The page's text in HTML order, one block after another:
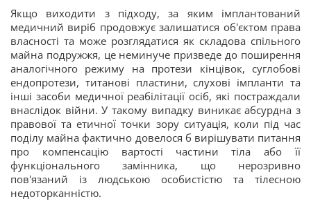
Якщо виходити з підходу, за яким імплантований
медичний виріб продовжує залишатися об'єктом права
власності та може розглядатися як складова спільного
майна подружжя, це неминуче призведе до поширення
аналогічного режиму на протези кінцівок, суглобові
ендопротези, титанові пластини, слухові імпланти та
інші засоби медичної реабілітації осіб, які постраждали
внаслідок війни. У такому випадку виникає абсурдна з
правової та етичної точки зору ситуація, коли під час
поділу майна фактично довелося б вирішувати питання
про компенсацію вартості частини тіла або її
функціонального замінника, що нерозривно
пов'язаний із людською особистістю та тілесною
недоторканністю.